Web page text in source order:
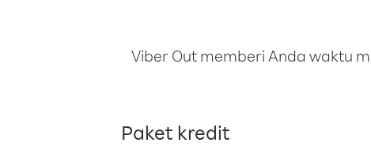
Viber Out memberi Anda waktu
Paket kredit